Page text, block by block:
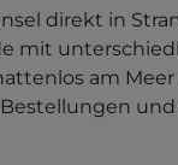
direkt in
mit
am